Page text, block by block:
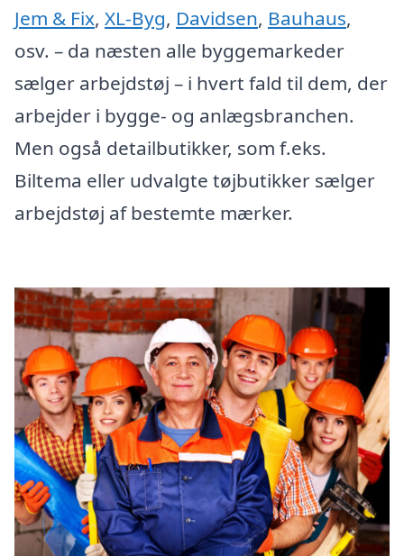
Jem & Fix, XL-Byg, Davidsen, Bauhaus,
osv. – da næsten alle byggemarkeder
sælger arbejdstøj – i hvert fald til dem, der
arbejder i bygge- og anlægsbranchen.
Men også detailbutikker, som f.eks.
Biltema eller udvalgte tøjbutikker sælger
arbejdstøj af bestemte mærker.